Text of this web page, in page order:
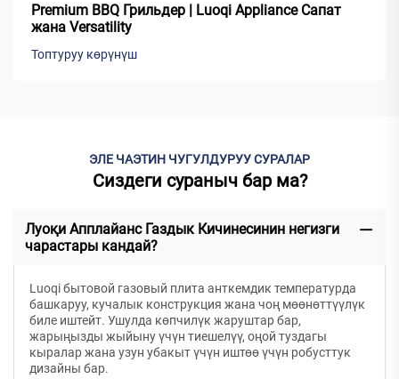
Premium BBQ Грильдер | Luoqi Appliance Сапат
жана Versatility
Топтуруу көрүнүш
ЭЛЕ ЧАЭТИН ЧУГУЛДУРУУ СУРАЛАР
Сиздеги сураныч бар ма?
Луоқи Апплайанс Газдык Кичинесинин негизги
чарастары кандай?
Luoqi бытовой газовый плита анткемдик температурда
башкаруу, кучалык конструкция жана чоң мөөнөттүүлүк
биле иштейт. Ушулда көпчилүк жаруштар бар,
жарыңызды жыйыну үчүн тиешелүү, оңой туздагы
кыралар жана узун убакыт үчүн иштөө үчүн робусттук
дизайны бар.